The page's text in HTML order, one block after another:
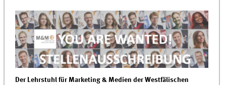
Der Lehrstuhl für Marketing & Medien der Westfälischen